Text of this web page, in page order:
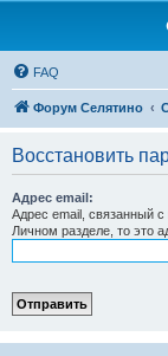
FAQ
Форум Селятино
Восстановить
Адрес email:
Адрес email, связанный
Личном разделе, то это